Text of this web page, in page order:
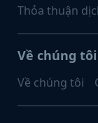
Thỏa thuận
Về chúng tôi
Về chúng tôi